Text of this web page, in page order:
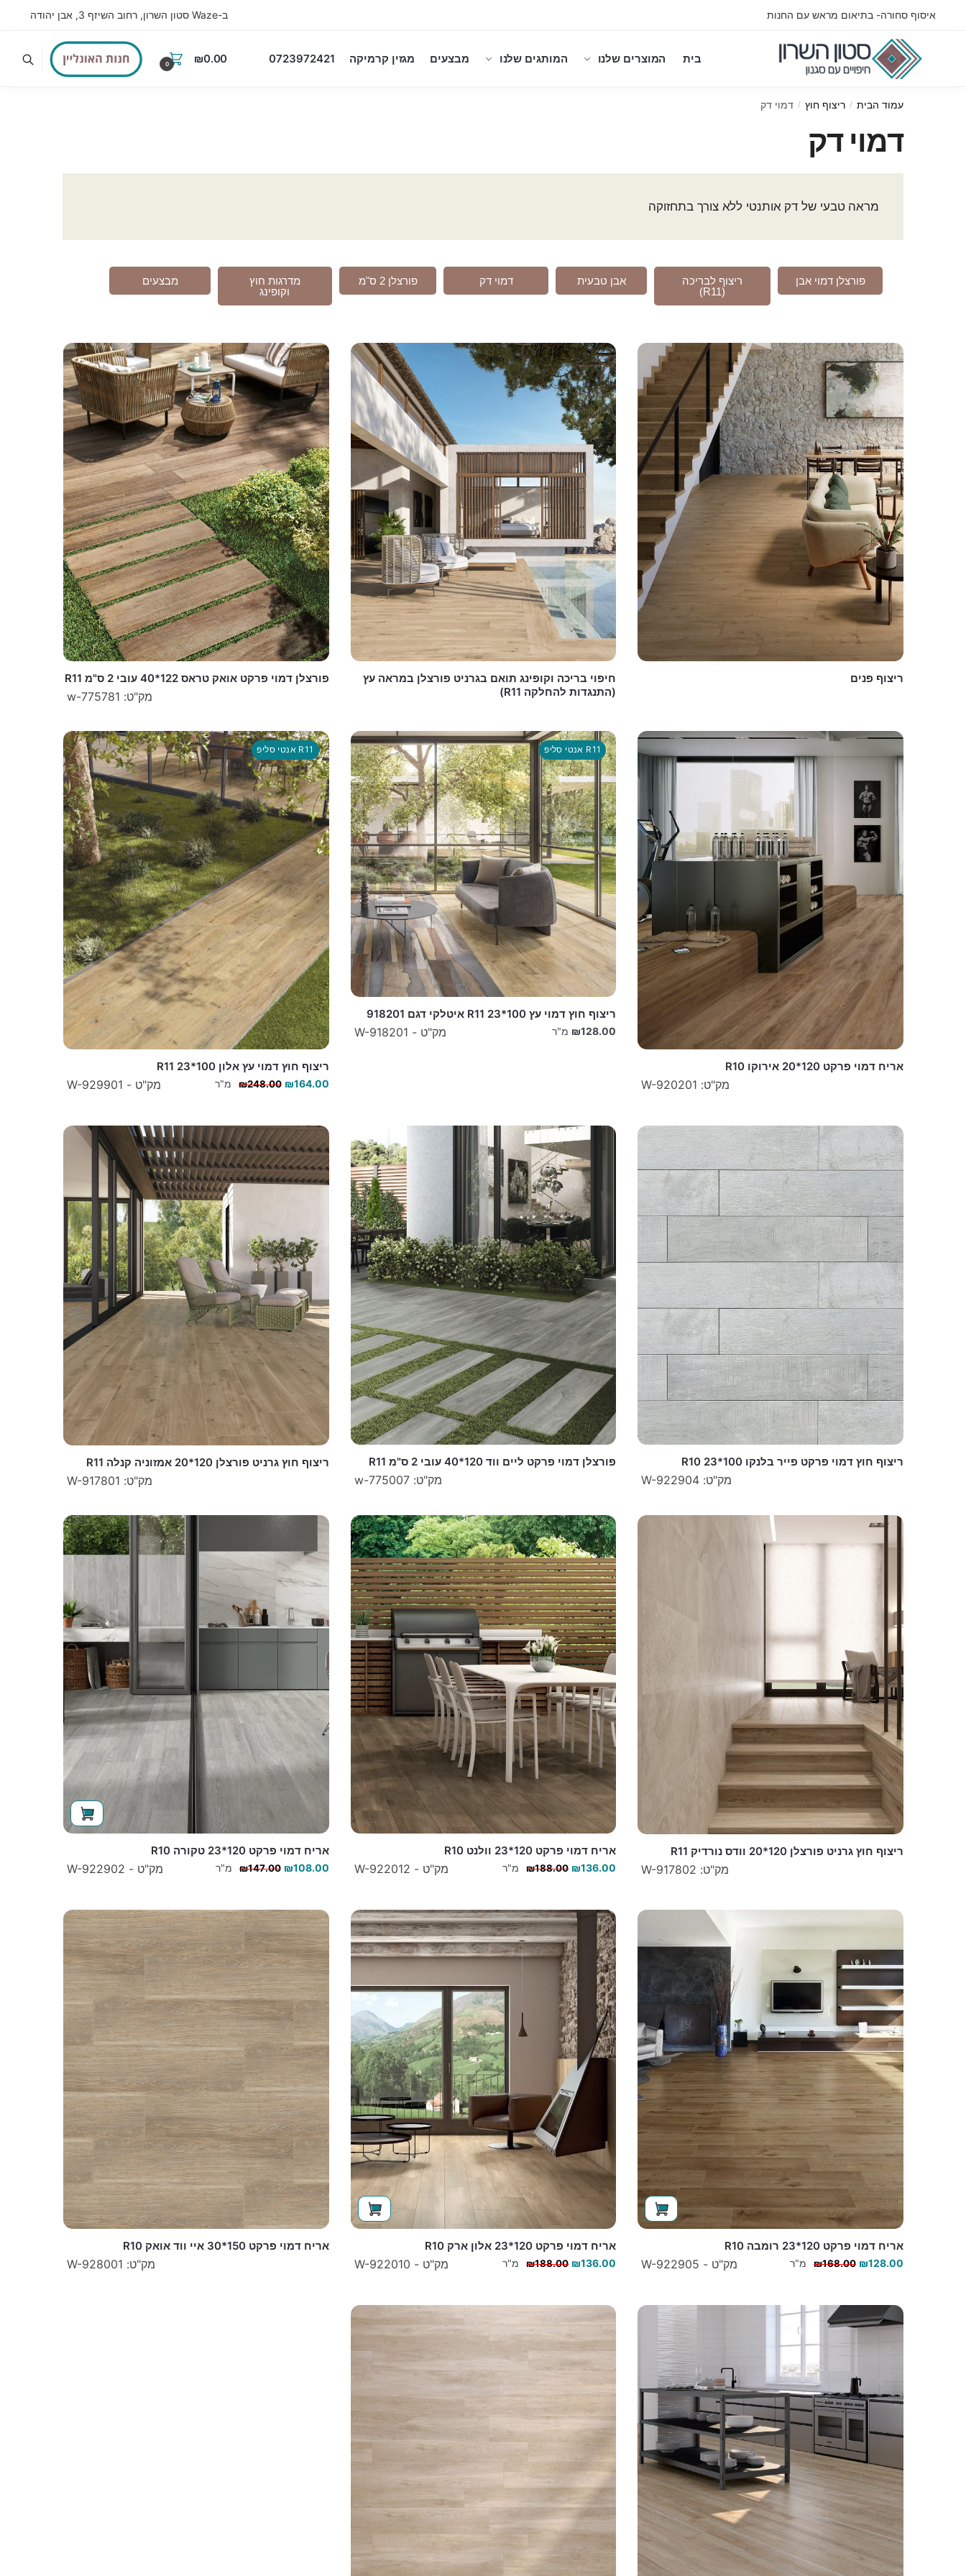
איסוף סחורה- בתיאום מראש עם החנות ב-Waze סטון השרון, רחוב השיזף 3, אבן יהודה
בית המוצרים שלנו המותגים שלנו מבצעים מגזין קרמיקה 0723972421
₪0.00
0
עמוד הבית / ריצוף חוץ / דמוי דק
דמוי דק
מראה טבעי של דק אותנטי ללא צורך בתחזוקה
פורצלן דמוי אבן
ריצוף לבריכה
(R11)
אבן טבעית דמוי דק פורצלן 2 ס"מ
מדרגות חוץ
וקופינג
מבצעים
ריצוף פנים
חיפוי בריכה וקופינג תואם בגרניט פורצלן במראה עץ
(התנגדות להחלקה R11)
פורצלן דמוי פרקט אואק טראס 122*40 עובי 2 ס"מ R11
מק"ט: w-775781
אריח דמוי פרקט 120*20 אירוקו R10
מק"ט: W-920201
אנטי סליפ R11
ריצוף חוץ דמוי עץ 100*23 R11 איטלקי דגם 918201
מק"ט - W-918201 ₪128.00 מ"ר
אנטי סליפ R11
ריצוף חוץ דמוי עץ אלון 100*23 R11
מק"ט - W-929901 ₪248.00 ₪164.00 מ"ר
ריצוף חוץ דמוי פרקט פייר בלנקו 100*23 R10
מק"ט: W-922904
פורצלן דמוי פרקט ליים ווד 120*40 עובי 2 ס"מ R11
מק"ט: w-775007
ריצוף חוץ גרניט פורצלן 120*20 אמזוניה קנלה R11
מק"ט: W-917801
ריצוף חוץ גרניט פורצלן 120*20 וודס נורדיק R11
מק"ט: W-917802
אריח דמוי פרקט 120*23 וולנט R10
מק"ט - W-922012 ₪188.00 ₪136.00 מ"ר
אריח דמוי פרקט 120*23 טקורה R10
מק"ט - W-922902 ₪147.00 ₪108.00 מ"ר
אריח דמוי פרקט 120*23 רומבה R10
מק"ט - W-922905 ₪168.00 ₪128.00 מ"ר
אריח דמוי פרקט 120*23 אלון ארק R10
מק"ט - W-922010 ₪188.00 ₪136.00 מ"ר
אריח דמוי פרקט 150*30 איי ווד אואק R10
מק"ט: W-928001